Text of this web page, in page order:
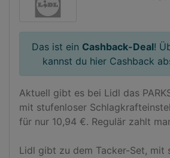
Das ist ein Cashback-Deal!
kannst du hier Cashback
Aktuell gibt es bei Lidl das
mit stufenloser
für nur 10,94 €. Regulär zahlt
Lidl gibt zu dem Tacker-Set, mit